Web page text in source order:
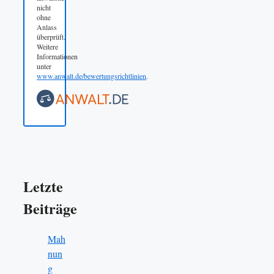
nicht
ohne
Anlass
überprüft.
Weitere
Informationen
unter
www.anwalt.de/bewertungsrichtlinien.
Letzte
Beiträge
Mah
nun
g